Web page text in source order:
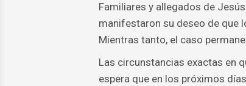
Familiares y allegados de
manifestaron su deseo de que
Mientras tanto, el caso
Las circunstancias exactas en
espera que en los próximos